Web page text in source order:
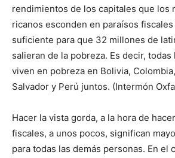
rendimientos de los capitales que los
ricanos esconden en paraísos
suficiente para que 32 millones de
salieran de la pobreza. Es decir,
viven en pobreza en Bolivia,
Salvador y Perú juntos. (Intermón
Hacer la vista gorda, a la hora de
fiscales, a unos pocos, significan
para todas las demás personas. En el